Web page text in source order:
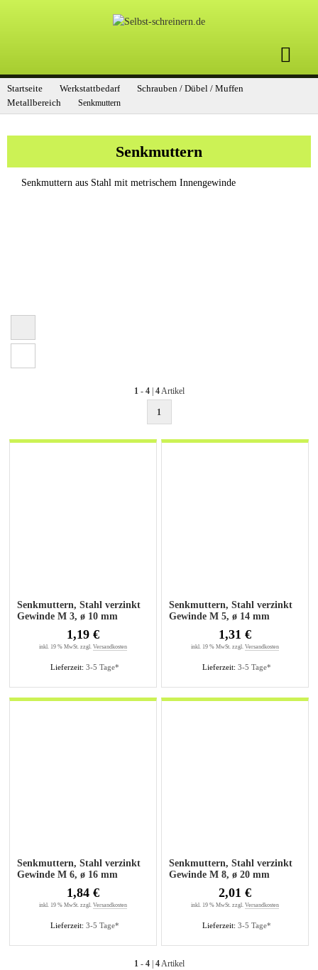
Startseite Werkstattbedarf
Schrauben / Dübel / Muffen
Metallbereich
Senkmuttern
Senkmuttern
Senkmuttern aus Stahl mit metrischem Innengewinde
1- 4| 4Artikel
1
Senkmuttern, Stahl verzinkt
Gewinde M 3, ø 10 mm
Lieferzeit: 3-5 Tage*
1,19 €
inkl. 19 % MwSt. zzgl. Versandkosten
Senkmuttern, Stahl verzinkt
Gewinde M 5, ø 14 mm
Lieferzeit: 3-5 Tage*
1,31 €
inkl. 19 % MwSt. zzgl. Versandkosten
Senkmuttern, Stahl verzinkt
Gewinde M 6, ø 16 mm
Lieferzeit: 3-5 Tage*
1,84 €
inkl. 19 % MwSt. zzgl. Versandkosten
Senkmuttern, Stahl verzinkt
Gewinde M 8, ø 20 mm
Lieferzeit: 3-5 Tage*
2,01 €
inkl. 19 % MwSt. zzgl. Versandkosten
1- 4| 4Artikel